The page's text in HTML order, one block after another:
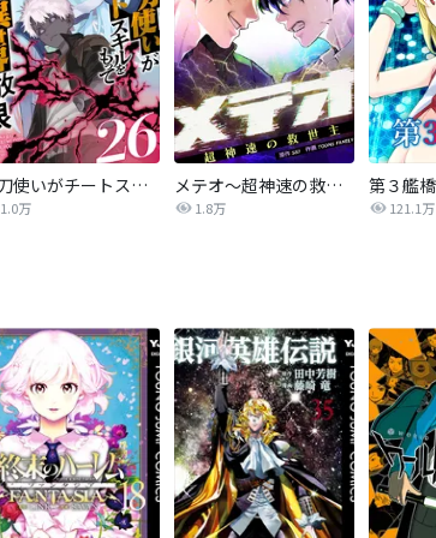
妖刀使いがチートスキルをもって異世界放浪 ～生まれ持ったチートは最強！！～
1.0万
メテオ～超神速の救世主～【タテヨミ】
1.8万
第３艦
121.1万